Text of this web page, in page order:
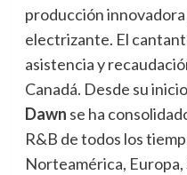
producción
electrizante. El
asistencia y
Canadá. Desde su
Dawn se ha
R&B de todos los
Norteamérica, Europa,